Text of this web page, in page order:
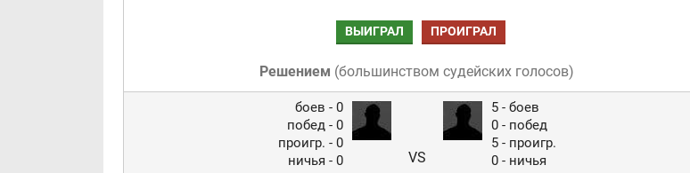
ВЫИГРАЛ ПРОИГРАЛ
Решением (большинством судейских голосов)
боев - 0
побед - 0
проигр. - 0
ничья - 0
VS
5 - боев
0 - побед
5 - проигр.
0 - ничья